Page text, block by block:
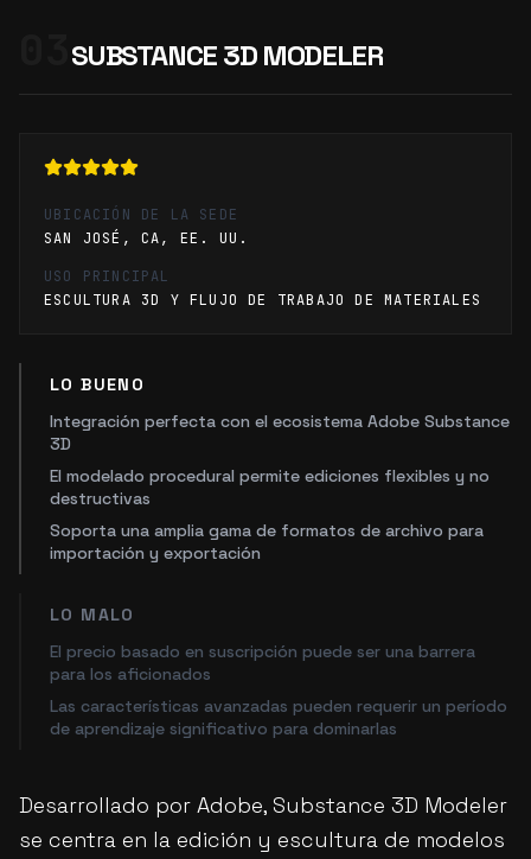
SUBSTANCE 3D MODELER
UBICACIÓN DE LA SEDE
SAN JOSÉ, CA, EE. UU.
USO PRINCIPAL
ESCULTURA 3D Y FLUJO DE TRABAJO DE MATERIALES
LO BUENO
Integración perfecta con el ecosistema Adobe Substance
3D
El modelado procedural permite ediciones flexibles y no
destructivas
Soporta una amplia gama de formatos de archivo para
importación y exportación
LO MALO
El precio basado en suscripción puede ser una barrera
para los aficionados
Las características avanzadas pueden requerir un período
de aprendizaje significativo para dominarlas
Desarrollado por Adobe, Substance 3D Modeler
se centra en la edición y escultura de modelos